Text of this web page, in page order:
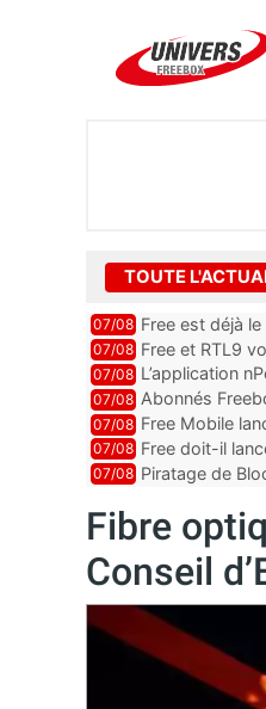
TOUTE
07/08 Free est déjà
encore au
07/08 Free et RTL9
l’obtenir
07/08 L’application
Mobile,
07/08 Abonnés
07/08 Free Mobile
des promos et
07/08 Free doit-il
07/08 Piratage de
Fibre
Conseil